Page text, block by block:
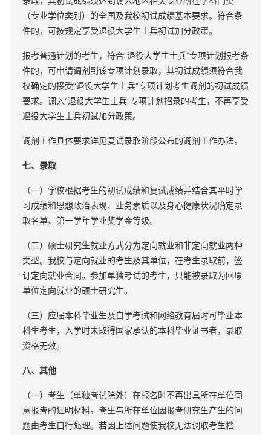
（专业学位类别）的全国及我校初试成绩基本要求。符合条
件的，可按规定享受退役大学生士兵初试加分政策。
报考普通计划的考生，符合“退役大学生士兵”专项计划报考条
件的，可申请调剂到该专项计划录取，其初试成绩须符合我
校确定的接受“退役大学生士兵”专项计划考生调剂的初试成绩
要求。调入“退役大学生士兵”专项计划招录的考生，不再享受
退役大学生士兵初试加分政策。
调剂工作具体要求详见复试录取阶段公布的调剂工作办法。
七、录取
（一）学校根据考生的初试成绩和复试成绩并结合其平时学
习成绩和思想政治表现、业务素质以及身心健康状况确定录
取名单、第一学年学业奖学金等级。
（二）硕士研究生就业方式分为定向就业和非定向就业两种
类型。我校与定向就业的考生及其单位，在考生录取前，签
订定向就业合同。参加单独考试的考生，只能被录取为回原
单位定向就业的硕士研究生。
（三）应届本科毕业生及自学考试和网络教育届时可毕业本
科生考生，入学时未取得国家承认的本科毕业证书者，录取
资格无效。
八、其他
（一）考生（单独考试除外）在报名时不再出具所在单位同
意报考的证明材料。考生与所在单位因报考研究生产生的问
题由考生自行处理。若因上述问题使我校无法调取考生档